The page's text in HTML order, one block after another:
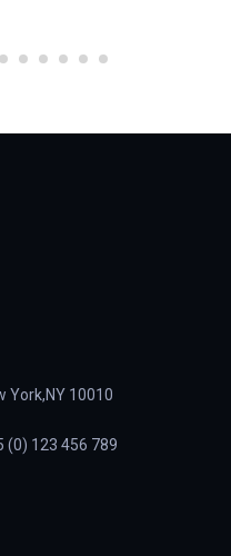
York,NY 10010
(0) 123 456 789